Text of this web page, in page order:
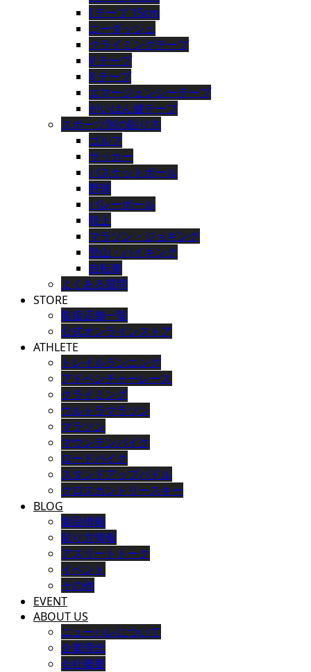
I テープ 15cm
ニーダッシュ
クライミングテープ
V テープ
X テープ
エマージェンシーテープ
がいはん健テープ
スポーツ別の貼り方
ゴルフ
サッカー
バスケットボール
野球
バレーボール
陸上
マラソン・ジョギング
登山・ハイキング
自転車
よくある質問
STORE
取扱店舗一覧
公式オンラインストア
ATHLETE
トレイルランニング
アドベンチャーレース
クライミング
ウルトラマラソン
マラソン
マウンテンバイク
ロードバイク
スタンドアップパドル
クロスカントリースキー
BLOG
製品情報
貼り方情報
アスリートトーク
イベント
その他
EVENT
ABOUT US
ニューハレについて
企業理念
会社概要